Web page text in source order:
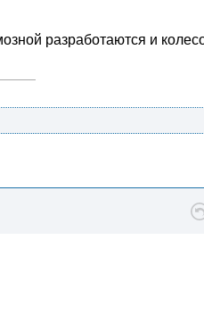
разработаются и